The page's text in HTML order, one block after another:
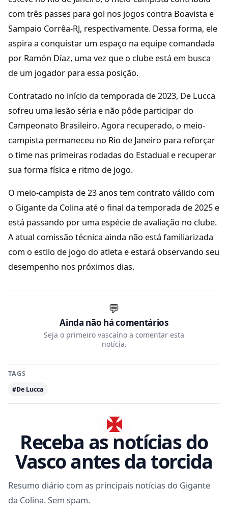
com três passes para gol nos jogos contra Boavista e
Sampaio Corrêa-RJ, respectivamente. Dessa forma, ele
aspira a conquistar um espaço na equipe comandada
por Ramón Díaz, uma vez que o clube está em busca
de um jogador para essa posição.
Contratado no início da temporada de 2023, De Lucca
sofreu uma lesão séria e não pôde participar do
Campeonato Brasileiro. Agora recuperado, o meio-
campista permaneceu no Rio de Janeiro para reforçar
o time nas primeiras rodadas do Estadual e recuperar
sua forma física e ritmo de jogo.
O meio-campista de 23 anos tem contrato válido com
o Gigante da Colina até o final da temporada de 2025 e
está passando por uma espécie de avaliação no clube.
A atual comissão técnica ainda não está familiarizada
com o estilo de jogo do atleta e estará observando seu
desempenho nos próximos dias.
💬
Ainda não há comentários
Seja o primeiro vascaíno a comentar esta
notícia.
TAGS
#De Lucca
Receba as notícias do
Vasco antes da torcida
Resumo diário com as principais notícias do Gigante
da Colina. Sem spam.